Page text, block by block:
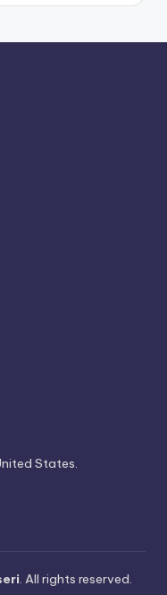
States.
. All rights reserved.